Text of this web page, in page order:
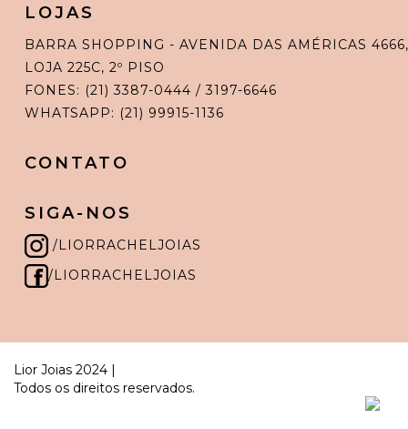
LOJAS
BARRA SHOPPING - AVENIDA DAS AMÉRICAS 4666,
LOJA 225C, 2º PISO
FONES: (21) 3387-0444 / 3197-6646
WHATSAPP: (21) 99915-1136
CONTATO
SIGA-NOS
/LIORRACHELJOIAS
/LIORRACHELJOIAS
Lior Joias 2024 |
Todos os direitos reservados.